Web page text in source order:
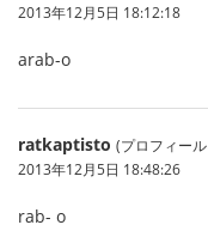
2013年12月5日 18:12:18
arab-o
ratkaptisto (プロフィー
2013年12月5日 18:48:26
rab- o